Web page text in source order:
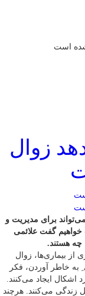
است
زوال
برای مدیریت و
خواهیم گفت علائمی
چه هستند.
از بیماری‌ها، زوال
به خاطر آوردن، فکر
اشکال ایجاد می‌کنند.
زندگی می‌کنند. هرچند